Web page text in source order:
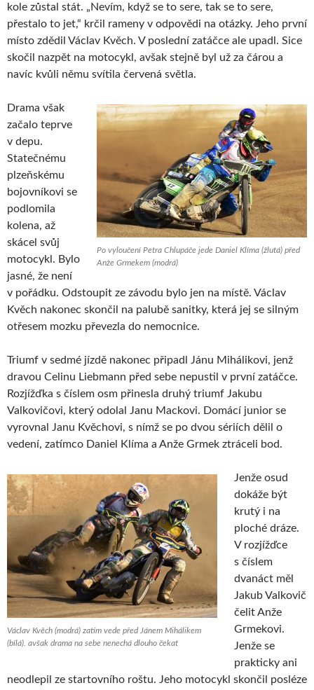
kole zůstal stát. „Nevím, když se to sere, tak se to sere,
přestalo to jet,“ krčil rameny v odpovědi na otázky. Jeho první
místo zdědil Václav Kvěch. V poslední zatáčce ale upadl. Sice
skočil nazpět na motocykl, avšak stejně byl už za čárou a
navíc kvůli němu svítila červená světla.
Po vyloučení Petra Chlupáče jede Daniel Klíma (žlutá) před
Anže Grmekem (modrá)
Drama však
začalo teprve
v depu.
Statečnému
plzeňskému
bojovníkovi se
podlomila
kolena, až
skácel svůj
motocykl. Bylo
jasné, že není
v pořádku. Odstoupit ze závodu bylo jen na místě. Václav
Kvěch nakonec skončil na palubě sanitky, která jej se silným
otřesem mozku převezla do nemocnice.
Triumf v sedmé jízdě nakonec připadl Jánu Mihálikovi, jenž
dravou Celinu Liebmann před sebe nepustil v první zatáčce.
Rozjížďka s číslem osm přinesla druhý triumf Jakubu
Valkovičovi, který odolal Janu Mackovi. Domácí junior se
vyrovnal Janu Kvěchovi, s nímž se po dvou sériích dělil o
vedení, zatímco Daniel Klíma a Anže Grmek ztráceli bod.
Václav Kvěch (modrá) zatím vede před Jánem Mihálikem
(bílá). avšak drama na sebe nenechá dlouho čekat
Jenže osud
dokáže být
krutý i na
ploché dráze.
V rozjížďce
s číslem
dvanáct měl
Jakub Valkovič
čelit Anže
Grmekovi.
Jenže se
prakticky ani
neodlepil ze startovního roštu. Jeho motocykl skončil posléze